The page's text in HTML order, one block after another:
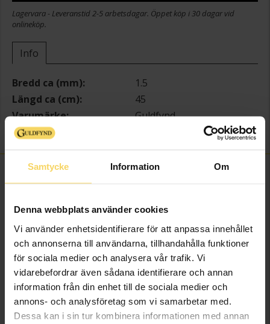
Samtycke Information Om
Denna webbplats använder cookies
Vi använder enhetsidentifierare för att anpassa innehållet
och annonserna till användarna, tillhandahålla funktioner
för sociala medier och analysera vår trafik. Vi
vidarebefordrar även sådana identifierare och annan
information från din enhet till de sociala medier och
annons- och analysföretag som vi samarbetar med.
Dessa kan i sin tur kombinera informationen med annan
Lagervara - Leveranstid 2-5 arbetsdagar. Öppet köp i 30 dagar vid
onlineköp.
Info
Bredd ca (mm)
1.5
Längd ca (cm)
45
Varumärke
Guldfynd
Material
FINNS OCKSÅ SOM